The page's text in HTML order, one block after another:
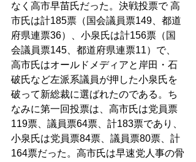
なく高市早苗氏だった。決戦投票で 高
市氏は計185票（国会議員票149、都道
府県連票36）、小泉氏は計156票（国
会議員票145、都道府県連票11）で、
高市氏はオールドメディアと岸田・石
破氏など左派系議員が押した小泉氏を
破って新総裁に選ばれたのである。ち
なみに第一回投票は、高市氏は党員票
119票、議員票64票、計183票であり、
小泉氏は党員票84票、議員票80票、計
164票だった。高市氏は早速党人事の骨